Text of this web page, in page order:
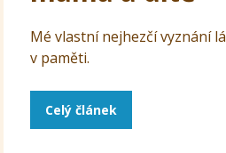
Mé vlastní nejhezčí vyznání
v paměti.
Celý článek